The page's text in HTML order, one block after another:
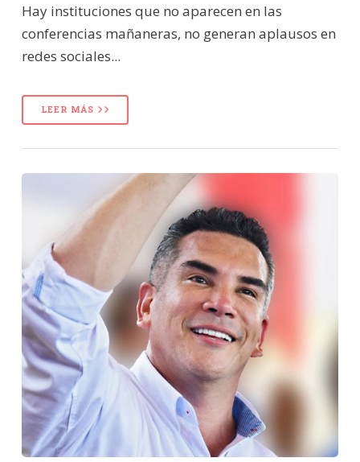
Hay instituciones que no aparecen en las
conferencias mañaneras, no generan aplausos en
redes sociales...
LEER MÁS